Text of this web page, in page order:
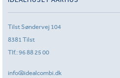
Tilst Søndervej 104
8381 Tilst
Tlf.:96 88 25 00
info@idealcombi.dk